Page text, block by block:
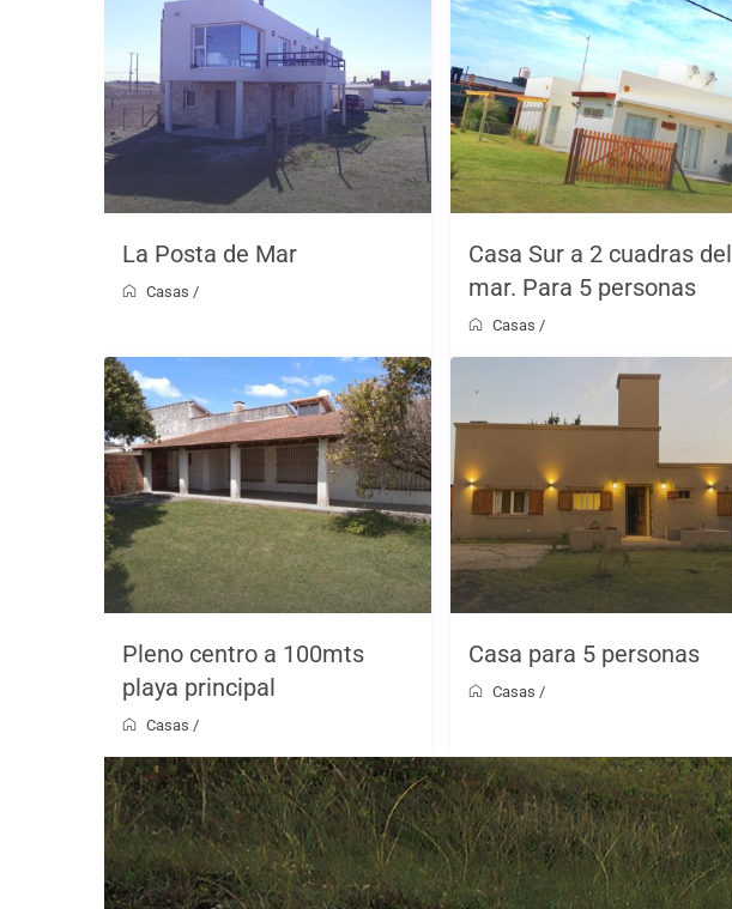
La Posta de Mar
Casas /
Casa Sur a 2 cuadras del
mar. Para 5 personas
Casas /
Pleno centro a 100mts
playa principal
Casas /
Casa para 5 personas
Casas /